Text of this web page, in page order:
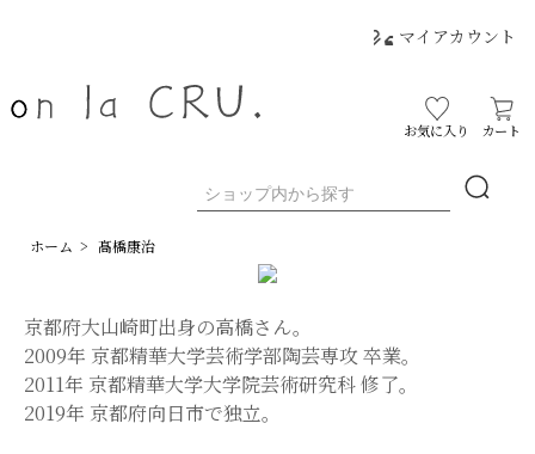
マイアカウント
お気に入り カート
ホーム > 髙橋康治
京都府大山崎町出身の高橋さん。
2009年 京都精華大学芸術学部陶芸専攻 卒業。
2011年 京都精華大学大学院芸術研究科 修了。
2019年 京都府向日市で独立。